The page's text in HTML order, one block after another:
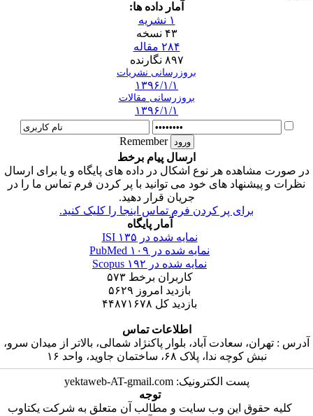
آمار داده ها:
۱ نشریه
۴۳ نسخه
۲۸۴ مقاله
۸۹۷ نگارنده
بروزرسانی نشریات
۱۳۹۶/۱/۱
بروزرسانی مقالات
۱۳۹۶/۱/۱
Remember
ارسال پیام برخط
در صورت مشاهده هر نوع اشکال در داده های پایگاه و یا برای ارسال
نظرات و پیشنهاد های خود می توانید با پر کردن فرم تماس ما را در
جریان قرار دهید.
برای پر کردن فرم تماس اینجا را کلیک کنید.
آمار پایگاه
نمایه شده در ISI ۱۳۵
نمایه شده در PubMed ۱۰۹
نمایه شده در Scopus ۱۹۲
کاربران برخط۵۷۳
بازدید امروز ۵۶۲۹
بازدید کل ۴۴۸۷۱۶۷۸
اطلاعات تماس
آدرس : تهران، سعادت آباد، بلوار پاکنژاد شمالی، بالاتر از میدان سرو،
نبش کوچه ندا، پلاک ۶۸، ساختمان جاوید، واحد ۱۶
پست الکترونیک: yektaweb-AT-gmail.com
توجه
کلیه حقوق این وب سایت و مطالب آن متعلق به شرکت یکتاوب